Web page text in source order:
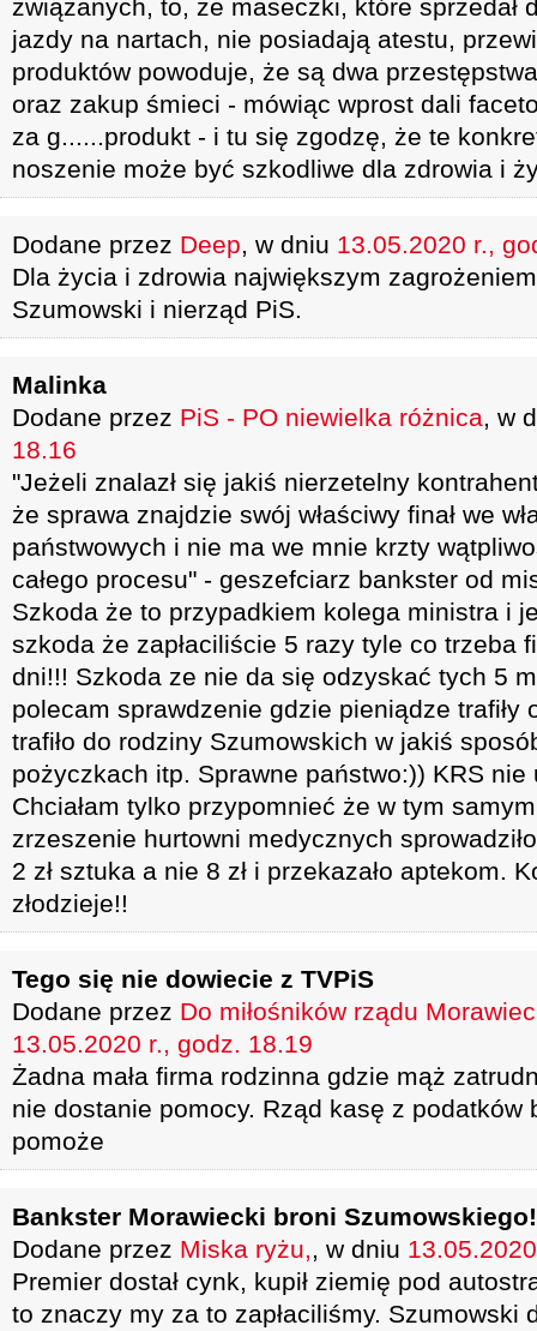
związanych, to, że maseczki, które sprzedał
jazdy na nartach, nie posiadają atestu,
produktów powoduje, że są dwa
oraz zakup śmieci - mówiąc wprost dali
za g......produkt - i tu się zgodzę, że te
noszenie może być szkodliwe dla zdrowia i
Dodane przez Deep, w dniu 13.05.2020 r.,
Dla życia i zdrowia największym
Szumowski i nierząd PiS.
Malinka
Dodane przez PiS - PO niewielka różnica, w
18.16
"Jeżeli znalazł się jakiś nierzetelny
że sprawa znajdzie swój właściwy finał we
państwowych i nie ma we mnie krzty
całego procesu" - geszefciarz bankster od
Szkoda że to przypadkiem kolega ministra i
szkoda że zapłaciliście 5 razy tyle co trzeba
dni!!! Szkoda ze nie da się odzyskać tych 5
polecam sprawdzenie gdzie pieniądze trafiły
trafiło do rodziny Szumowskich w jakiś
pożyczkach itp. Sprawne państwo:)) KRS
Chciałam tylko przypomnieć że w tym
zrzeszenie hurtowni medycznych
2 zł sztuka a nie 8 zł i przekazało aptekom.
złodzieje!!
Tego się nie dowiecie z TVPiS
Dodane przez Do miłośników rządu
13.05.2020 r., godz. 18.19
Żadna mała firma rodzinna gdzie mąż
nie dostanie pomocy. Rząd kasę z podatków
pomoże
Bankster Morawiecki broni Szumowskiego!
Dodane przez Miska ryżu,, w dniu
Premier dostał cynk, kupił ziemię pod
to znaczy my za to zapłaciliśmy. Szumowski